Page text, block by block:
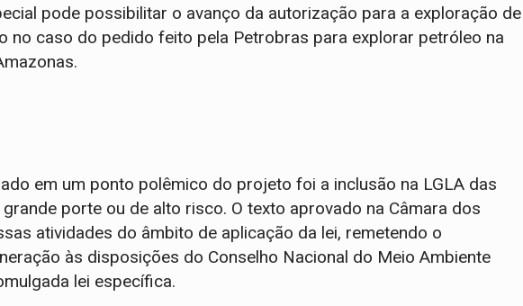
pode possibilitar o avanço da autorização para a exploração de
no caso do pedido feito pela Petrobras para explorar petróleo na
em um ponto polêmico do projeto foi a inclusão na LGLA das
porte ou de alto risco. O texto aprovado na Câmara dos
atividades do âmbito de aplicação da lei, remetendo o
às disposições do Conselho Nacional do Meio Ambiente
lei específica.